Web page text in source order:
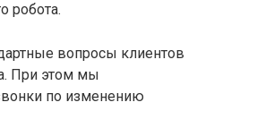
робота.
вопросы клиентов
При этом мы
по изменению